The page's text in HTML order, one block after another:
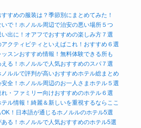
すめの服装は？季節別にまとめてみた！
で！ホノルル周辺で治安の悪い場所５つ
出に！オアフでおすすめの楽しみ方７選
クティビティといえばこれ！おすすめ６選
スンおすすめ情報！無料体験できる所も
る！ホノルルで人気おすすめのスパ７選
ノルルで評判が高いおすすめホテル総まとめ
全！ホノルル周辺のお一人さまホテル５選
れ・ファミリー向けおすすめのホテル６選
ル情報！綺麗＆新しいを重視するならここ
！日本語が通じるホノルルのホテル5選
る！ホノルルで人気おすすめのホテル5選